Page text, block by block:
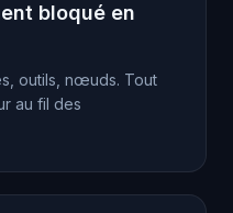
bloqué en
outils, nœuds. Tout
au fil des